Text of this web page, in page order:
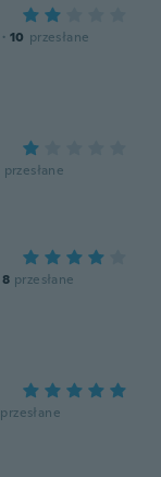
· 10 przesłane
przesłane
8 przesłane
przesłane